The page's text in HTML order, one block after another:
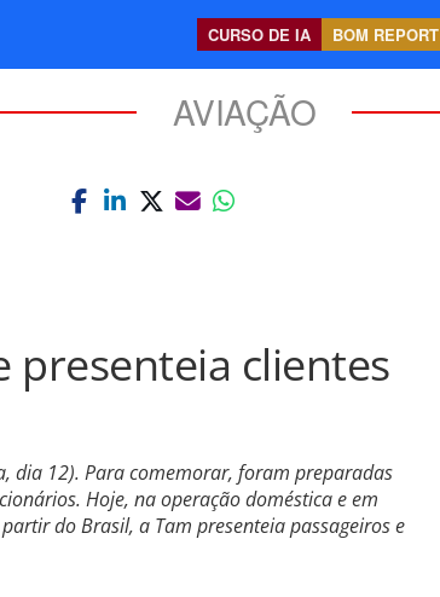
CURSO DE IA BOM REPORT
AVIAÇÃO
presenteia clientes
dia 12). Para comemorar, foram preparadas
Hoje, na operação doméstica e em
do Brasil, a Tam presenteia passageiros e